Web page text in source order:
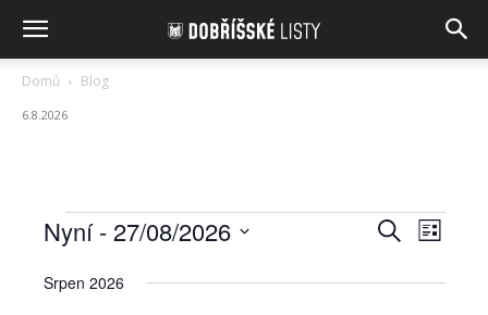
Domů Blog
6.8.2026
Akce Navigace
hledání
HledatSeznam
Nyní - 27/08/2026
datum.
Srpen 2026